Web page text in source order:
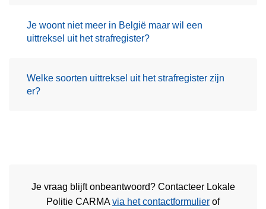
Je woont niet meer in België maar wil een
uittreksel uit het strafregister?
Welke soorten uittreksel uit het strafregister zijn
er?
Je vraag blijft onbeantwoord? Contacteer Lokale
Politie CARMAvia het contactformulier of